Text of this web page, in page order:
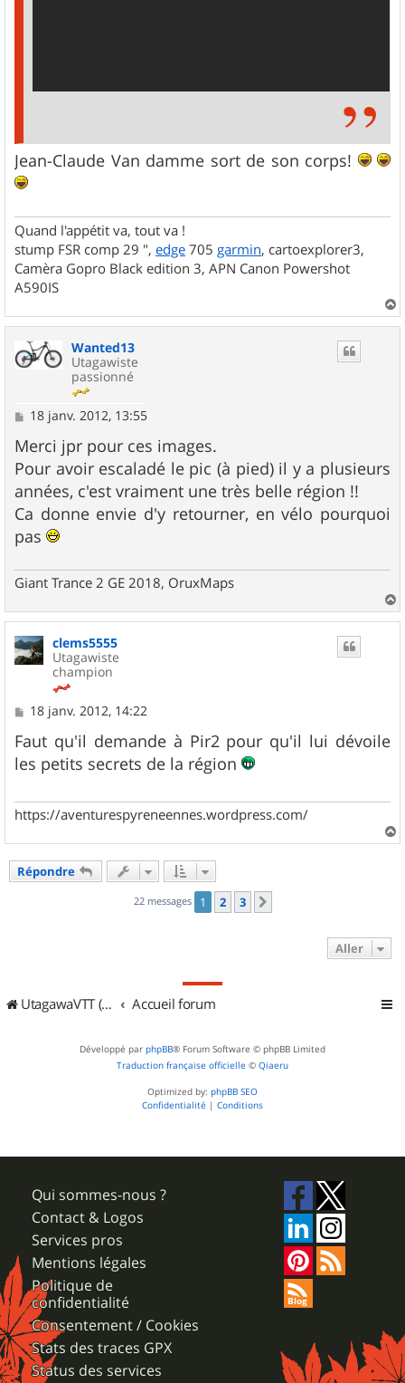
Jean-Claude Van damme sort de son corps!
Quand l'appétit va, tout va !
stump FSR comp 29 ", edge 705 garmin, cartoexplorer3,
Camèra Gopro Black edition 3, APN Canon Powershot
A590IS
a
Wanted13
Utagawiste
passionné
M
s
s
a
g
e
18 janv. 2012, 13:55
Merci jpr pour ces images.
Pour avoir escaladé le pic (à pied) il y a plusieurs
années, c'est vraiment une très belle région !!
Ca donne envie d'y retourner, en vélo pourquoi
pas
Giant Trance 2 GE 2018, OruxMaps
a
clems5555
Utagawiste
champion
M
s
s
a
18 janv. 2012, 14:22
Faut qu'il demande à Pir2 pour qu'il lui dévoile
les petits secrets de la région
https://aventurespyreneennes.wordpress.com/
a
Répondre
22 messages 1 2 3
Aller
UtagawaVTT (Randos VTT et VTTAE avec traces GPS) Accueil forum
Développé par phpBB® Forum Software © phpBB Limited
Traduction française officielle © Qiaeru
Optimized by: phpBB SEO
Confidentialité | Conditions
Qui sommes-nous ?
Contact & Logos
Services pros
Mentions légales
Politique de
confidentialité
Consentement / Cookies
Stats des traces GPX
Status des services